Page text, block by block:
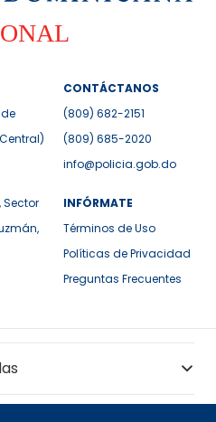
Sector
CONTÁCTANOS
(809) 682-2151
(809) 685-2020
info@policia.gob.do
INFÓRMATE
Términos de Uso
Políticas de Privacidad
Preguntas Frecuentes